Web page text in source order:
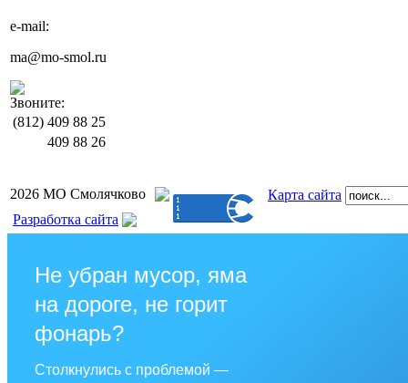
e-mail:
ma@mo-smol.ru
Звоните:
(812) 409 88 25
409 88 26
2026 МО Смолячково
Карта сайта
Разработка сайта
Не убран мусор, яма
на дороге, не горит
фонарь?
Столкнулись с проблемой —